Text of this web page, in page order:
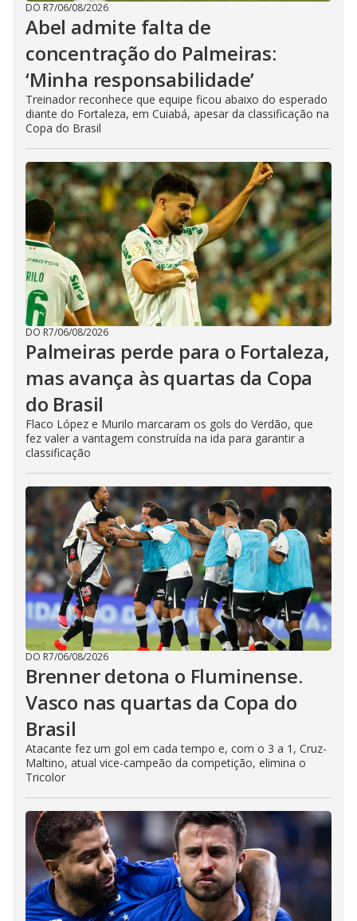
DO R7/06/08/2026
Abel admite falta de
concentração do Palmeiras:
‘Minha responsabilidade’
Treinador reconhece que equipe ficou abaixo do esperado
diante do Fortaleza, em Cuiabá, apesar da classificação na
Copa do Brasil
DO R7/06/08/2026
Palmeiras perde para o Fortaleza,
mas avança às quartas da Copa
do Brasil
Flaco López e Murilo marcaram os gols do Verdão, que
fez valer a vantagem construída na ida para garantir a
classificação
DO R7/06/08/2026
Brenner detona o Fluminense.
Vasco nas quartas da Copa do
Brasil
Atacante fez um gol em cada tempo e, com o 3 a 1, Cruz-
Maltino, atual vice-campeão da competição, elimina o
Tricolor